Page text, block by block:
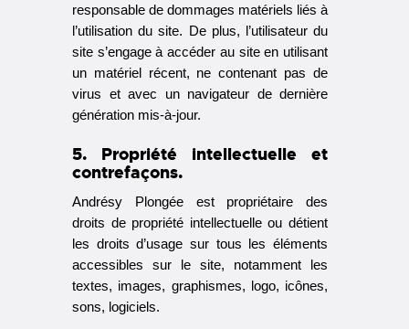
responsable de dommages matériels liés à
l’utilisation du site. De plus, l’utilisateur du
site s’engage à accéder au site en utilisant
un matériel récent, ne contenant pas de
virus et avec un navigateur de dernière
génération mis-à-jour.
5. Propriété intellectuelle et
contrefaçons.
Andrésy Plongée est propriétaire des
droits de propriété intellectuelle ou détient
les droits d’usage sur tous les éléments
accessibles sur le site, notamment les
textes, images, graphismes, logo, icônes,
sons, logiciels.